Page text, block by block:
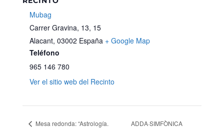
Mubag
Carrer Gravina, 13, 15
Alacant, 03002 España + Google Map
Teléfono
965 146 780
Ver el sitio web del Recinto
Mesa redonda: “Astrología.
ADDA·SIMFÒNICA